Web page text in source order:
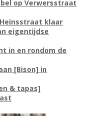
op Verwersstraat
klaar
eigentijdse
in en rondom de
[Bison] in
& tapas]